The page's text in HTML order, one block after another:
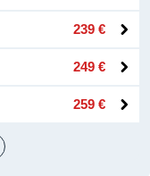
239 €
249 €
259 €